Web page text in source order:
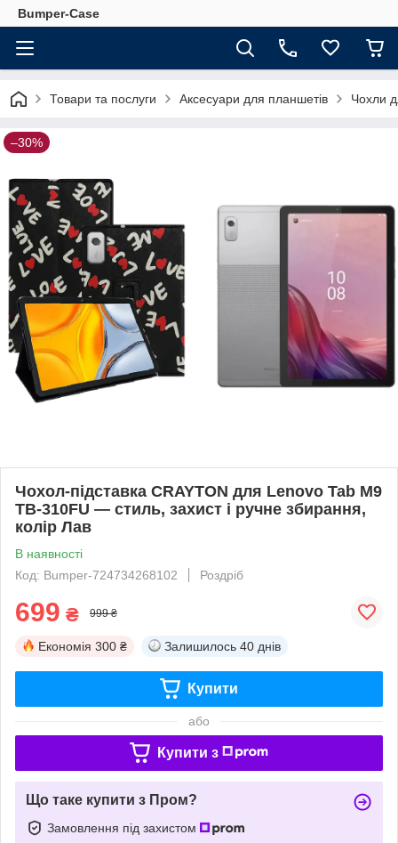
Bumper-Case
Товари та послуги Аксесуари для планшетів Чохли
–30%
Чохол-підставка CRAYTON для Lenovo Tab M9
TB-310FU — стиль, захист і ручне збирання,
колір Лав
В наявності
Код: Bumper-724734268102
Роздріб
699 ₴ 999 ₴
Економія 300 ₴ Залишилось 40 днів
Купити
або
Купити з
Що таке купити з Пром?
Замовлення під захистом